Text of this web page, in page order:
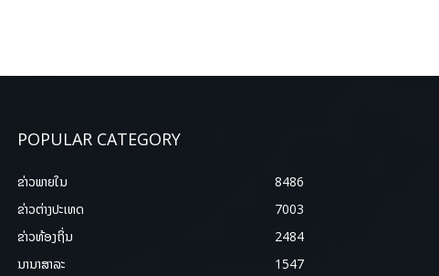
POPULAR CATEGORY
ຂ່າວພາຍ​ໃນ
8486
ຂ່າວຕ່າງປະເທດ
7003
ຂ່າວທ້ອງຖິ່ນ
2484
ນານາສາລະ
1547